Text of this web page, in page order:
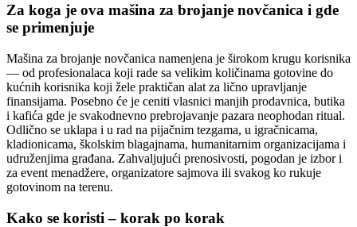
Za koga je ova mašina za brojanje novčanica i gde
se primenjuje
Mašina za brojanje novčanica namenjena je širokom krugu korisnika
— od profesionalaca koji rade sa velikim količinama gotovine do
kućnih korisnika koji žele praktičan alat za lično upravljanje
finansijama. Posebno će je ceniti vlasnici manjih prodavnica, butika
i kafića gde je svakodnevno prebrojavanje pazara neophodan ritual.
Odlično se uklapa i u rad na pijačnim tezgama, u igračnicama,
kladionicama, školskim blagajnama, humanitarnim organizacijama i
udruženjima građana. Zahvaljujući prenosivosti, pogodan je izbor i
za event menadžere, organizatore sajmova ili svakog ko rukuje
gotovinom na terenu.
Kako se koristi – korak po korak